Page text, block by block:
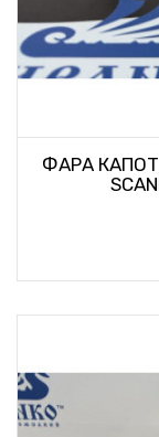
ФАРА